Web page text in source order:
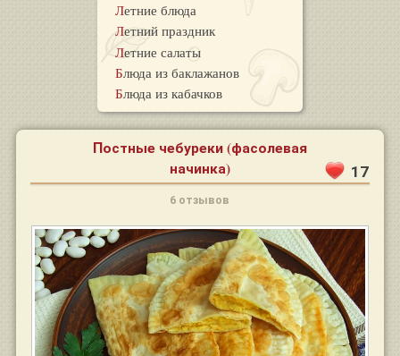
Летние блюда
Летний праздник
Летние салаты
Блюда из баклажанов
Блюда из кабачков
Постные чебуреки (фасолевая
начинка) 17
6 отзывов